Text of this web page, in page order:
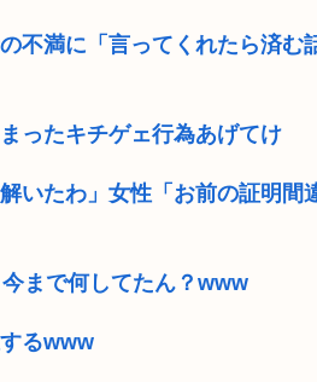
不満に「言ってくれたら済む
ったキチゲェ行為あげてけ
いたわ」女性「お前の証明間
まで何してたん？www
るwww